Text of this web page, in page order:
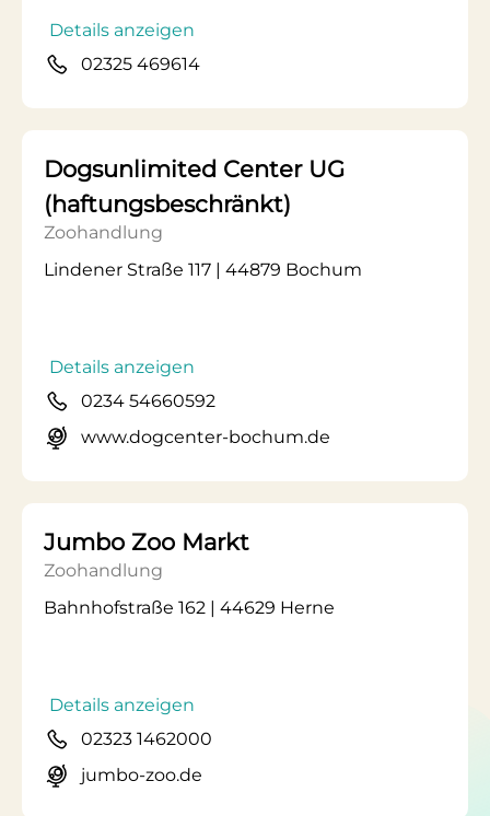
Details anzeigen
02325 469614
Dogsunlimited Center UG
(haftungsbeschränkt)
Zoohandlung
Lindener Straße 117 | 44879 Bochum
Details anzeigen
0234 54660592
www.dogcenter-bochum.de
Jumbo Zoo Markt
Zoohandlung
Bahnhofstraße 162 | 44629 Herne
Details anzeigen
02323 1462000
jumbo-zoo.de